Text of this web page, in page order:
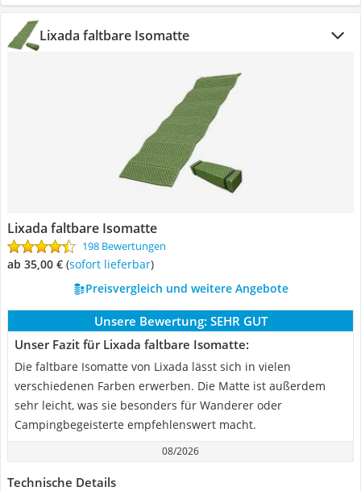
Lixada faltbare Isomatte
Lixada faltbare Isomatte
198 Bewertungen
ab 35,00 € ( Sofort lieferbar)
Preisvergleich und weitere Angebote
Unsere Bewertung: SEHR GUT
Unser Fazit für Lixada faltbare Isomatte:
Die faltbare Isomatte von Lixada lässt sich in vielen
verschiedenen Farben erwerben. Die Matte ist außerdem
sehr leicht, was sie besonders für Wanderer oder
Campingbegeisterte empfehlenswert macht.
08/2026
Technische Details